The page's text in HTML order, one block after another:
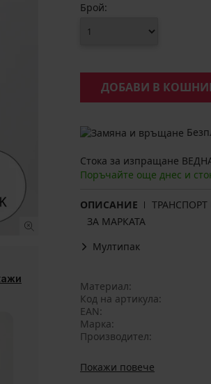
Брой:
ДОБАВИ В
Стока за изпращане
Поръчайте още днес и
ОПИСАНИЕ
ЗА МАРКАТА
Мултипак
Материал
Код на артикула
EAN
Марка
Производител
Покажи повече